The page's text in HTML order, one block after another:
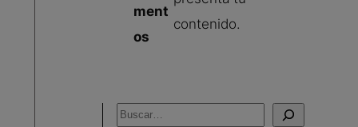
ment
os
contenido.
B